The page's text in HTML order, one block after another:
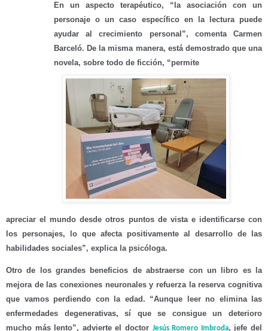
En un aspecto terapéutico, “la asociación con un
personaje o un caso específico en la lectura puede
ayudar al crecimiento personal”, comenta Carmen
Barceló. De la misma manera, está demostrado que una
novela, sobre todo de ficción, “permite
apreciar el mundo desdeotros puntos de vistae identificarse con
los personajes, lo que afecta positivamente al desarrollo de las
habilidades sociales”, explica la psicóloga.
Otro de los grandes beneficios de abstraerse con un libro es la
mejora delas conexiones neuronalesy refuerza la reserva cognitiva
que vamos perdiendo con la edad. “Aunque leer no elimina las
enfermedades degenerativas, sí que se consigue un deterioro
mucho más lento”, advierte el doctor Jesús Romero Imbroda, jefe del